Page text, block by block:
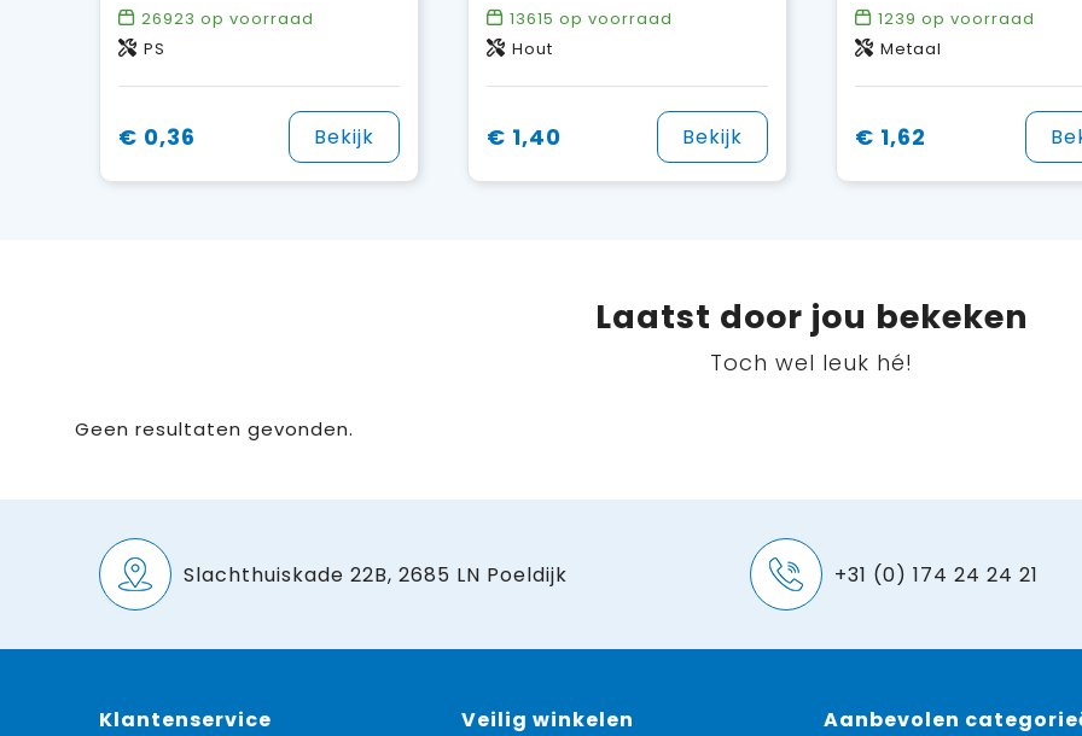
26923 op voorraad
PS
€ 0,36 Bekijk
13615 op voorraad
Hout
€ 1,40 Bekijk
1239 op voorraad
Metaal
€ 1,62
Laatst door jou bekeken
Toch wel leuk hé!
Geen resultaten gevonden.
Slachthuiskade 22B, 2685 LN Poeldijk +31 (0) 174 24 24 21
Klantenservice Veilig winkelen Aanbevolen